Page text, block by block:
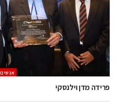
אנשים
פרידה מדן וילנסקי